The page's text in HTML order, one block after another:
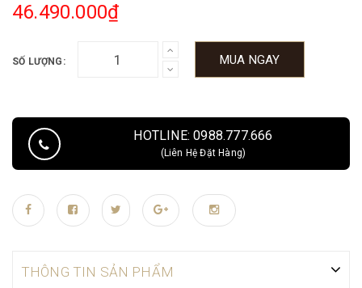
46.490.000₫
SỐ LƯỢNG: MUA NGAY
HOTLINE: 0988.777.666
(Liên Hệ Đặt Hàng)
THÔNG TIN SẢN PHẨM